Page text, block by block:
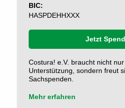
BIC:
HASPDEHHXXX
Jetzt
Costura! e.V. braucht nicht
Unterstützung, sondern freut
Sachspenden.
Mehr erfahren